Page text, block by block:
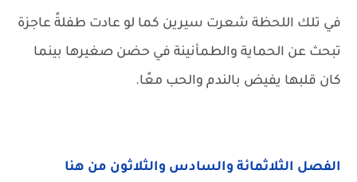
في تلك اللحظة شعرت سيرين كما لو عادت طفلةً عاجزة
تبحث عن الحماية والطمأنينة في حضن صغيرها بينما
كان قلبها يفيض بالندم والحب معًا.
الفصل الثلاثمائة والسادس والثلاثون من هنا